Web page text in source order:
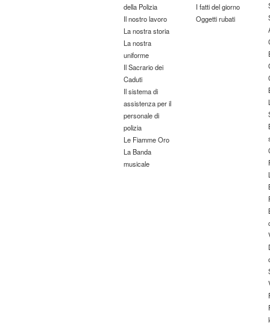
della Polizia
Il nostro lavoro
La nostra storia
La nostra
uniforme
Il Sacrario dei
Caduti
Il sistema di
assistenza per il
personale di
polizia
Le Fiamme Oro
La Banda
musicale
I fatti del giorno
Oggetti rubati